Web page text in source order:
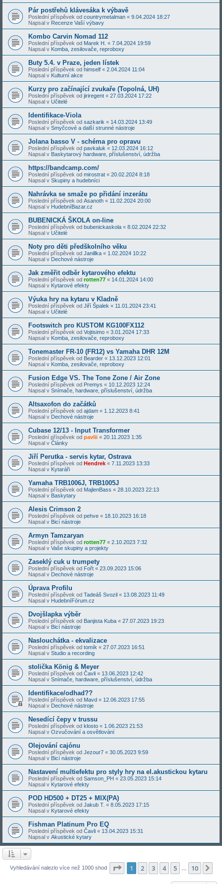
Pár postřehů klávesáka k výbavě
Poslední příspěvek od countrymetalman « 9.04.2024 18:27
Napsal v Recenze Vaší výbavy
Kombo Carvin Nomad 112
Poslední příspěvek od Marek H. « 7.04.2024 19:59
Napsal v Komba, zesilovače, reproboxy
Buty 5.4. v Praze, jeden lístek
Poslední příspěvek od himself « 2.04.2024 11:04
Napsal v Kulturní akce
Kurzy pro začínající zvukaře (Topolná, UH)
Poslední příspěvek od jiriregent « 27.03.2024 17:22
Napsal v Učitelé
Identifikace-Viola
Poslední příspěvek od sazkarik « 14.03.2024 13:49
Napsal v Smyčcové a další strunné nástroje
Jolana basso V - schéma pro opravu
Poslední příspěvek od pavkaluk « 12.03.2024 16:12
Napsal v Baskytarový hardware, příslušenství, údržba
https://bandcamp.com/
Poslední příspěvek od mirostrat « 20.02.2024 8:18
Napsal v Skupiny a hudebníci
Nahrávka se smaže po přidání inzerátu
Poslední příspěvek od Asanoth « 11.02.2024 20:00
Napsal v HudebníBazar.cz
BUBENICKÁ ŠKOLA on-line
Poslední příspěvek od bubenickaskola « 8.02.2024 22:32
Napsal v Učitelé
Noty pro děti předškolního věku
Poslední příspěvek od Janillka « 1.02.2024 10:22
Napsal v Dechové nástroje
Jak změřit odběr kytarového efektu
Poslední příspěvek od rotten77 « 14.01.2024 14:00
Napsal v Kytarové efekty
Výuka hry na kytaru v Kladně
Poslední příspěvek od Jiří Špalek « 11.01.2024 23:41
Napsal v Učitelé
Footswitch pro KUSTOM KG100FX112
Poslední příspěvek od Vojtisimo « 3.01.2024 17:33
Napsal v Komba, zesilovače, reproboxy
Tonemaster FR-10 (FR12) vs Yamaha DHR 12M
Poslední příspěvek od Bearder « 13.12.2023 12:01
Napsal v Komba, zesilovače, reproboxy
Fusion Edge VS. The Tone Zone / Air Zone
Poslední příspěvek od Premys « 10.12.2023 12:24
Napsal v Snímače, hardware, příslušenství, údržba
Altsaxofon do začátků
Poslední příspěvek od ajdam « 1.12.2023 8:41
Napsal v Dechové nástroje
Cubase 12/13 - Input Transformer
Poslední příspěvek od pavlii « 20.11.2023 1:35
Napsal v Články
Jiří Perutka - servis kytar, Ostrava
Poslední příspěvek od Hendrek « 7.11.2023 13:33
Napsal v Kytaráři
Yamaha TRB1006J, TRB1005J
Poslední příspěvek od MajlenBass « 28.10.2023 22:13
Napsal v Baskytary
Alesis Crimson 2
Poslední příspěvek od pehve « 18.10.2023 16:18
Napsal v Bicí nástroje
Armyn Tamzaryan
Poslední příspěvek od rotten77 « 2.10.2023 7:32
Napsal v Vaše skupiny a projekty
Zaseklý cuk u trumpety
Poslední příspěvek od Fořt « 23.09.2023 15:06
Napsal v Dechové nástroje
Úprava Profilu
Poslední příspěvek od Tadeáš Svozil « 13.08.2023 11:49
Napsal v HudebníFórum.cz
Dvojšlapka výběr
Poslední příspěvek od Banjista Kuba « 27.07.2023 19:23
Napsal v Bicí nástroje
Naslouchátka - ekvalizace
Poslední příspěvek od tomík « 27.07.2023 16:51
Napsal v Studio a recording
stolička König & Meyer
Poslední příspěvek od Čavli « 13.06.2023 12:42
Napsal v Snímače, hardware, příslušenství, údržba
Identifikace/odhad??
Poslední příspěvek od Mavd « 12.06.2023 17:55
Napsal v Dechové nástroje
Nesedící čepy v trussu
Poslední příspěvek od klosto « 1.06.2023 21:53
Napsal v Ozvučování a osvětlování
Olejování cajónu
Poslední příspěvek od Jezour7 « 30.05.2023 9:59
Napsal v Bicí nástroje
Nastavení multiefektu pro styly hry na el.akustickou kytaru
Poslední příspěvek od Samson_PH « 23.05.2023 15:14
Napsal v Kytarové efekty
POD HD500 + DT25 + MIX(PA)
Poslední příspěvek od Jakub T. « 8.05.2023 17:15
Napsal v Kytarové efekty
Fishman Platinum Pro EQ
Poslední příspěvek od Čavli « 13.04.2023 15:31
Napsal v Akustické kytary
Vyhledávání nalezlo více než 1000 shod Stránka z 10
1 2 3 4 5 10